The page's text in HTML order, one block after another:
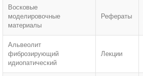
Восковые
моделировочные
материалы
Рефераты
Альвеолит
фиброзирующий
идиопатический
Лекции